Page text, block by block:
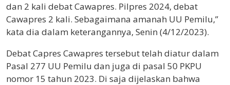
dan 2 kali debat Cawapres. Pilpres 2024, debat
Cawapres 2 kali. Sebagaimana amanah UU Pemilu,”
kata dia dalam keterangannya, Senin (4/12/2023).
Debat Capres Cawapres tersebut telah diatur dalam
Pasal 277 UU Pemilu dan juga di pasal 50 PKPU
nomor 15 tahun 2023. Di saja dijelaskan bahwa